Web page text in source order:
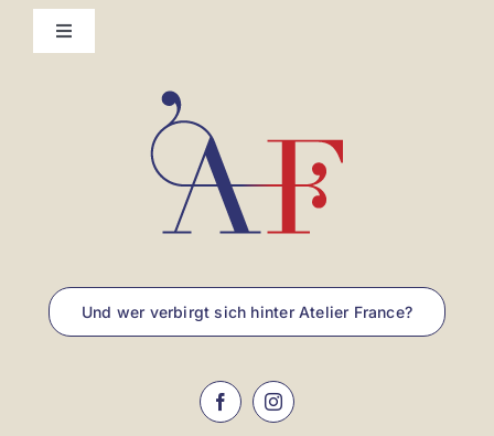
Toggle
Und wer verbirgt sich hinter Atelier France?